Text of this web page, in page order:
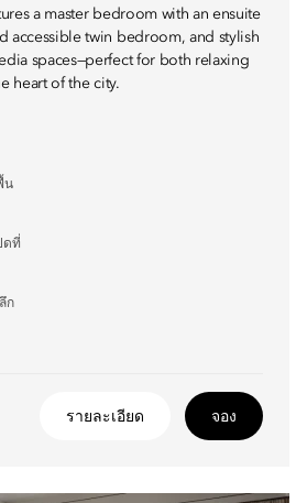
a master bedroom with an ensuite
accessible twin bedroom, and stylish
spaces—perfect for both relaxing
heart of the city.
น
ดที่
ก
รายละเอียด จอง